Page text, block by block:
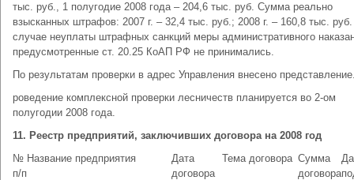
тыс. руб., 1 полугодие 2008 года – 204,6 тыс. руб. Сумма реально
взысканных штрафов: 2007 г. – 32,4 тыс. руб.; 2008 г. – 160,8 тыс.
случае неуплаты штрафных санкций меры административного
предусмотренные ст. 20.25 КоАП РФ не принимались.
По результатам проверки в адрес Управления внесено
роведение комплексной проверки лесничеств планируется во 2-ом
полугодии 2008 года.
11. Реестр предприятий, заключивших договора на 2008 год
№
п/п
Название предприятия
Дата
договора
Тема договора Сумма
договора